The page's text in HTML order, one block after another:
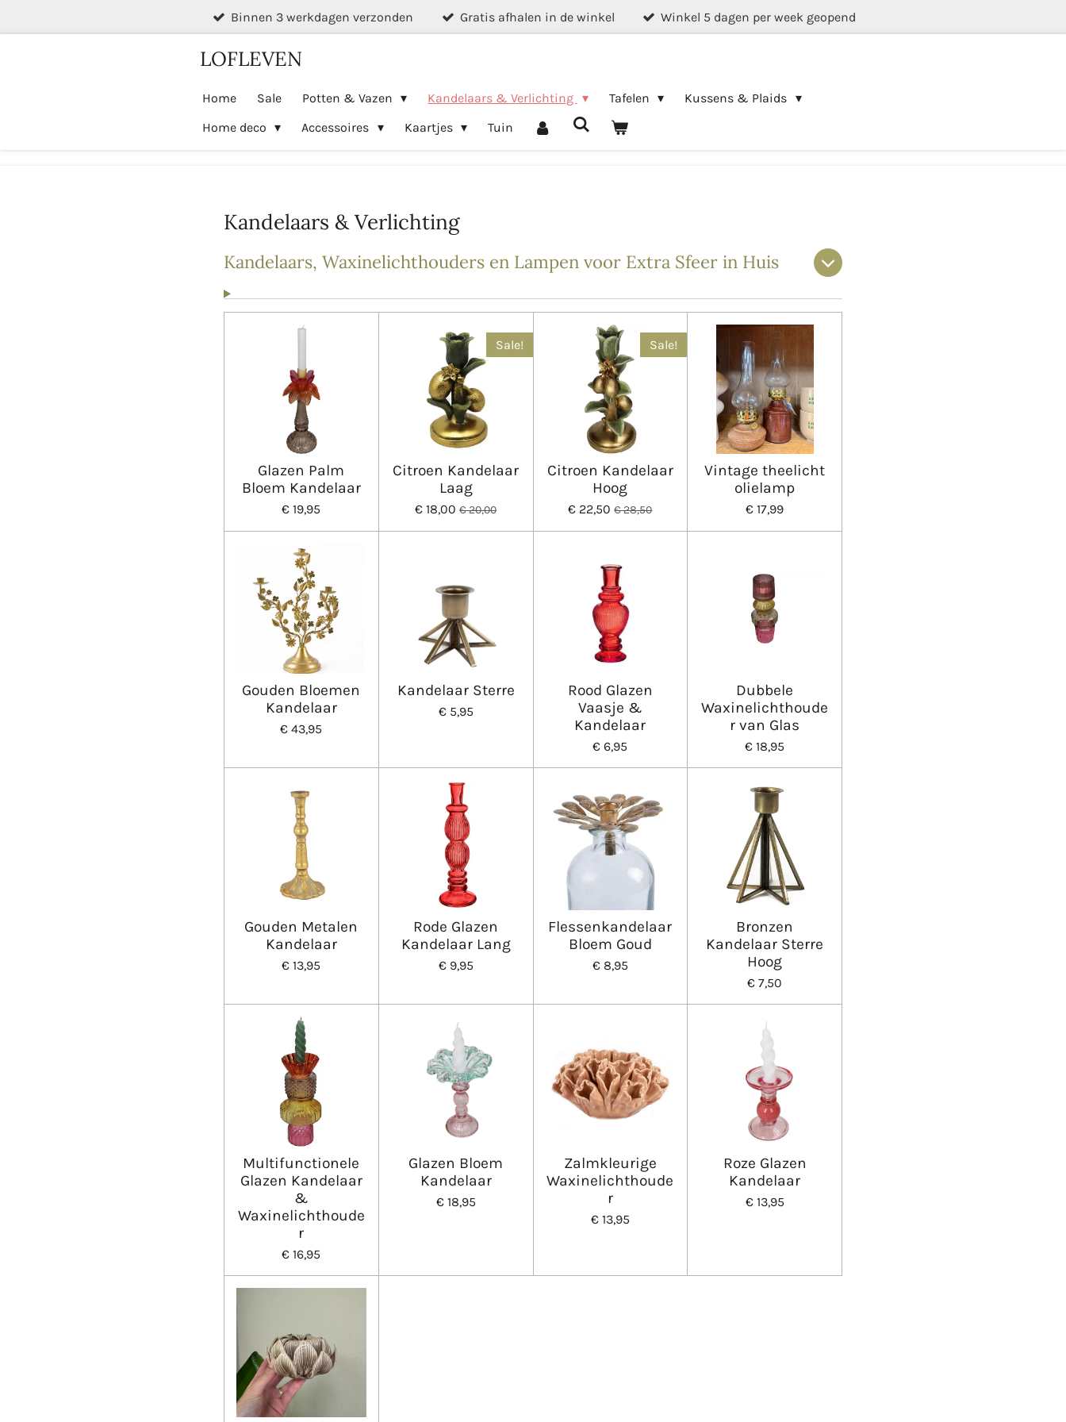
Binnen 3 werkdagen verzonden Gratis afhalen in de winkel Winkel 5 dagen per week geopend
LOFLEVEN
Home Sale Potten & Vazen Kandelaars & Verlichting Tafelen
Kussens & Plaids
Home deco
Accessoires Kaartjes Tuin
Kandelaars & Verlichting
Kandelaars, Waxinelichthouders en Lampen voor Extra Sfeer in Huis
Glazen Palm
Bloem Kandelaar
€ 19,95
Sale!
Citroen Kandelaar
Laag
€ 18,00 € 20,00
Sale!
Citroen Kandelaar
Hoog
€ 22,50 € 28,50
Vintage theelicht
olielamp
€ 17,99
Gouden Bloemen
Kandelaar
€ 43,95
Kandelaar Sterre
€ 5,95
Rood Glazen
Vaasje &
Kandelaar
€ 6,95
Dubbele
Waxinelichthoude
r van Glas
€ 18,95
Gouden Metalen
Kandelaar
€ 13,95
Rode Glazen
Kandelaar Lang
€ 9,95
Flessenkandelaar
Bloem Goud
€ 8,95
Bronzen
Kandelaar Sterre
Hoog
€ 7,50
Multifunctionele
Glazen Kandelaar
&
Waxinelichthoude
r
€ 16,95
Glazen Bloem
Kandelaar
€ 18,95
Zalmkleurige
Waxinelichthoude
r
€ 13,95
Roze Glazen
Kandelaar
€ 13,95